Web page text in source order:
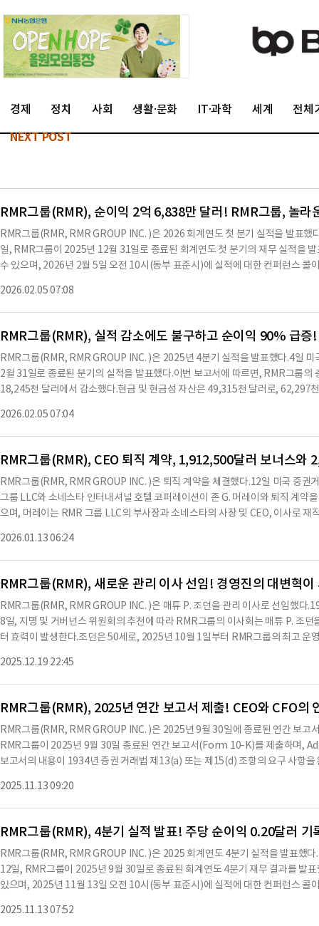
경제 정치 사회 생활·문화 IT·과학 세계 전체
NEXT POST
RMR그룹(RMR), 순이익 2억 6,838만 달러! RMR그룹, 놀라
RMR그룹(RMR, RMR GROUP INC. )은 2026 회계연도 첫 분기 실적을 발표
일, RMR그룹이 2025년 12월 31일로 종료된 회계연도 첫 분기의 재무 실적을
수 있으며, 2026년 2월 5일 오전 10시(동부 표준시)에 실적에 대한 컨퍼런스 콜
기록했으며, 순이익률은 40.2%에 달한다.RMR그룹에 귀속된 순이익은 1억
이익은 3,424만 달러로, 주당 0.20 달러에 해당한다.조정된 EBITDA는 1,947
했다.배당금은 클래스 A 및 클래스 B-1 보통주에 대해 주당 0.45 달러로 선언
그룹은 2025년 동안 DHC와 ILPT의 성과가 업계 벤치마크를 크게 초과함에 따
분기 동안 RMR은 약 8억 달러의 자산 매각을 지원했으며, 이 자산 매각의 수익
은 SEVN의 성공적인 보통주 권리 공모를 완전히 지원하여 SEVN에 대한 소유
만 달러의 유동성을 보유하고 있으며, 확장 가능한 운영 플랫폼을 통해 2026년
2026.02.05 07:08
RMR그룹(RMR), 실적 감소에도 불구하고 순이익 90% 급
RMR그룹(RMR, RMR GROUP INC. )은 2025년 4분기 실적을 발표했다.4일
2월 31일로 종료된 분기의 실적을 발표했다.이번 보고서에 따르면, RMR그룹
18,245천 달러에서 감소했다.현금 및 현금성 자산은 49,315천 달러로, 62,297
러로, 2024년의 46,183천 달러에서 감소했다.인센티브 수수료는 23,625천 달
익은 26,838천 달러로, 2024년의 14,108천 달러에 비해 90.2% 증가했다
동일한 수준을 유지했다.RMR그룹은 앞으로도 지속적인 성장을 위해 관리 서
은 2026년 1월 7일자로 John Murray의 은퇴를 발표하며, 그의 은퇴 조건에 대
는 2026년 3월 31일까지 RMR그룹의 CEO로 재직하며, 이후 은퇴할 예정이다
50달러의 현금 지급을 포함한 여러 혜택을 받을 예정이다.RMR그룹은 또한 내
준수할 것을 요구하고 있다.※ 본 컨텐츠는 AI API를 이용하여 요약한 내용으로
2026.02.05 07:04
RMR그룹(RMR), CEO 퇴직 계약, 1,912,500달러 보너스와
RMR그룹(RMR, RMR GROUP INC. )은 퇴직 계약을 체결했다.12일 미국 증권
그룹 LLC와 소네스타 인터내셔널 호텔 코퍼레이션이 존 G. 머레이와 퇴직 계약
으며, 머레이는 RMR 그룹 LLC의 부사장과 소네스타의 사장 및 CEO, 이사로
정이다.머레이는 2026년 9월 30일까지 소네스타의 직원으로 남아있을 예정이
는 머레이에게 2026년 3월 31일까지 현재의 현금 급여를 지급하기로 합의했으
달 15,000달러를 지급하기로 했다.또한, 머레이가 각 지급일 이전에 통상적인
네스타는 2025년 회계연도에 대한 현금 보너스 1,912,500달러를 지급하기로
한, 2,765,625달러의 현금 지급을 합의했으며, 이 금액의 절반은 2026년 4월 9
9일경 지급될 예정이다.퇴직 계약에 따라, RMR 그룹 LLC는 머레이의 미상환
에 추천하기로 했다.퇴직 계약은 기밀 유지, 비유인, 기타 계약 및 면책 조항을
2026.01.13 06:24
RMR그룹(RMR), 새로운 관리 이사 선임! 경영진의 대변혁
RMR그룹(RMR, RMR GROUP INC. )은 매튜 P. 조던을 관리 이사로 선임했다
8일, 지명 및 거버넌스 위원회의 추천에 따라 RMR그룹의 이사회는 매튜 P. 조
터 효력이 발생한다.조던은 50세로, 2025년 10월 1일부터 RMR그룹의 최고 운
또한, 그는 2025년 10월부터 RMR 그룹 LLC의 최고 운영 책임자로 재직 중이
책임자 및 재무 담당 이사로, 2017년 10월부터는 RMR LLC의 전무 부사장으로
형성과 전략적 성장, 그리고 회사의 공유 서비스 기능 및 운영 플랫폼을 감독하
티 트러스트의 관리 신탁인으로 활동하고 있으며, 2022년 6월부터 2025년 12
활동했다.조던은 2021년 1월부터 2021년 9월까지 세븐 힐스 리얼티 트러스트
신탁인으로 재직했다.그는 2017년 10월부터 2021년 1월까지 RMR 어드바이
이사로 활동했으며, 2021년 1월부터 트레몬트의 이사, 사장 및 최고 경영 책임
경영진 또는 이
2025.12.19 22:45
RMR그룹(RMR), 2025년 연간 보고서 제출! CEO와 CFO의
RMR그룹(RMR, RMR GROUP INC. )은 2025년 9월 30일에 종료된 연간 보고
RMR그룹이 2025년 9월 30일 종료된 연간 보고서(Form 10-K)를 제출하며
보고서의 내용이 1934년 증권 거래법 제13(a) 또는 제15(d) 조항의 요구 사항
자 사장 및 CEO로서, Matthew C. Brown은 RMR그룹의 부사장, CFO 및 재무
025년 11월 12일에 제출됐다.※ 본 컨텐츠는 AI API를 이용하여 요약한 내용으
니다. 해당 컨텐츠는 투자 참고용이며 투자를 할때는 컨텐츠 원문을 필히 필독하
2025.11.13 09:20
RMR그룹(RMR), 4분기 실적 발표! 주당 순이익 0.20달러
RMR그룹(RMR, RMR GROUP INC. )은 2025 회계연도 4분기 실적을 발표했
12일, RMR그룹이 2025년 9월 30일로 종료된 회계연도 4분기 재무 결과를 발
있으며, 2025년 11월 13일 오전 10시(동부 표준시)에 실적에 대한 컨퍼런스
0.22달러, 배당 가능한 수익이 0.44달러를 기록했다.RMR은 이번 분기에 노스
2025.11.13 07:52